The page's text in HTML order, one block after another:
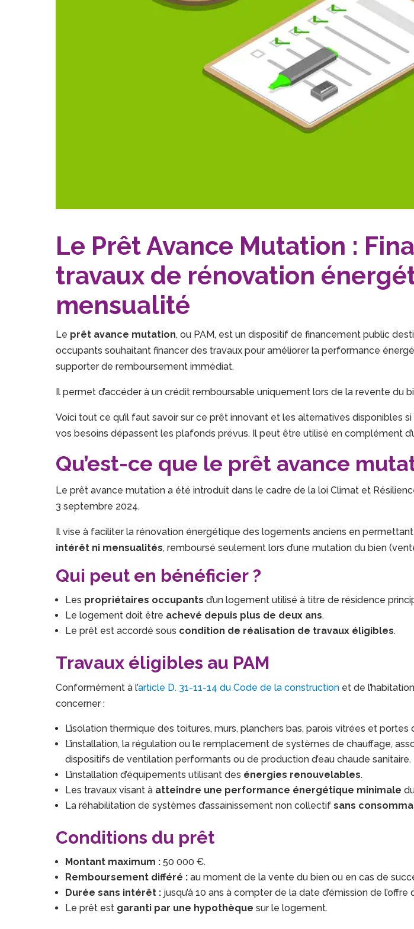
Le Prêt Avance Mutation :
travaux de rénovation
mensualité
Le prêt avance mutation, ou PAM, est un dispositif de financement public
occupants souhaitant financer des travaux pour améliorer la performance
supporter de remboursement immédiat.
Il permet d’accéder à un crédit remboursable uniquement lors de la revente du
Voici tout ce qu’il faut savoir sur ce prêt innovant et les alternatives disponibles si
vos besoins dépassent les plafonds prévus. Il peut être utilisé en complément
Qu’est-ce que le prêt avance
Le prêt avance mutation a été introduit dans le cadre de la loi Climat et
3 septembre 2024.
Il vise à faciliter la rénovation énergétique des logements anciens en
intérêt ni mensualités, remboursé seulement lors d’une mutation du bien
Qui peut en bénéficier ?
Les propriétaires occupants d’un logement utilisé à titre de résidence
Le logement doit être achevé depuis plus de deux ans.
Le prêt est accordé sous condition de réalisation de travaux éligibles.
Travaux éligibles au PAM
Conformément à l’article D. 31-11-14 du Code de la construction et de
concerner :
L’isolation thermique des toitures, murs, planchers bas, parois vitrées et portes
L’installation, la régulation ou le remplacement de systèmes de chauffage,
dispositifs de ventilation performants ou de production d’eau chaude sanitaire.
L’installation d’équipements utilisant des énergies renouvelables.
Les travaux visant à atteindre une performance énergétique minimale
La réhabilitation de systèmes d’assainissement non collectifsans
Conditions du prêt
Montant maximum : 50 000 €.
Remboursement différé : au moment de la vente du bien ou en cas de
Durée sans intérêt : jusqu’à 10 ans à compter de la date d’émission de l’offre
Le prêt est garanti par une hypothèque sur le logement.